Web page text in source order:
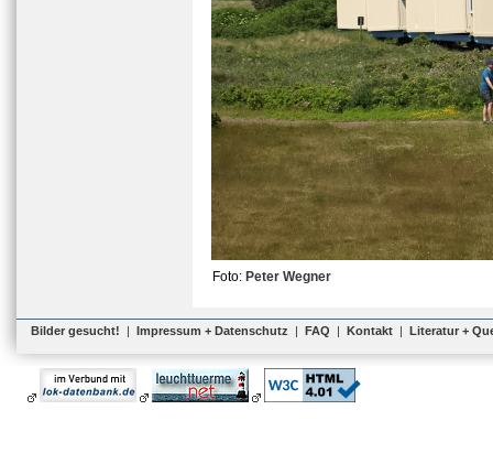
Foto: Peter Wegner
Bilder gesucht! | Impressum + Datenschutz | FAQ | Kontakt | Literatur +